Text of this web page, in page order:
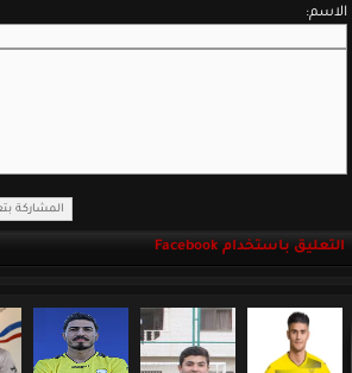
الاسم:
التعليق باستخدام Facebook